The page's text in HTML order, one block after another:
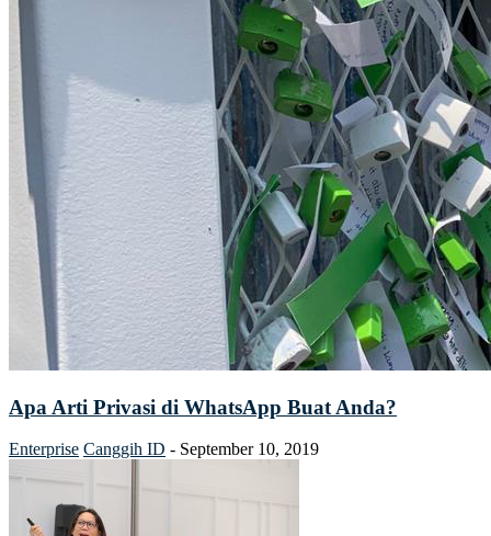
Apa Arti Privasi di WhatsApp Buat Anda?
Enterprise Canggih ID - September 10, 2019